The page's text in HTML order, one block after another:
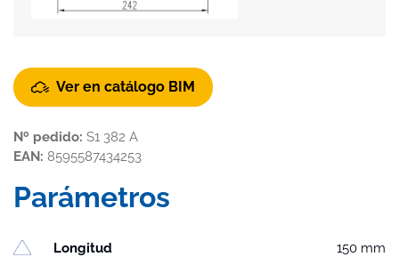
Ver en catálogo BIM
Nº pedido: S1 382 A
EAN: 8595587434253
Parámetros
Longitud 150 mm